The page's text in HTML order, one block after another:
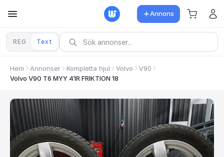
Annons
REG Text
Hem Annonser Kompletta hjul Volvo
V90
Volvo V90 T6 MYY 41R FRIKTION 18